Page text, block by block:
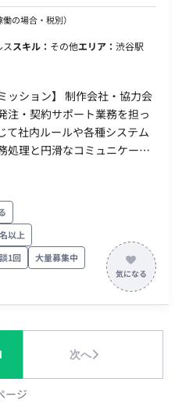
がサービス成長に直結するや
時間：10:00～19:00（休憩1
の場合・税別）
スキル： その他エリア： 渋谷駅
注・契約サポート業務を担っ
て社内ルールや各種システム
処理と円滑なコミュニケーシ
申請サポート、制作会社や協
ット等）、見積書・請求書
書作成および関連手続きを
協力会社との契約手続きの窓
続き、契約書管理および関
事務業務】 業務マニュアル
行います。 【チーム体
心としつつ20代～50代まで
険加入必須） ・稼働量：週5
以上
1回
大量募集中
次へ
ージ